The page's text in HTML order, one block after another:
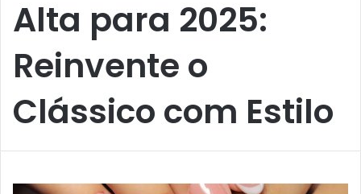
Alta para 2025:
Reinvente o
Clássico com Estilo